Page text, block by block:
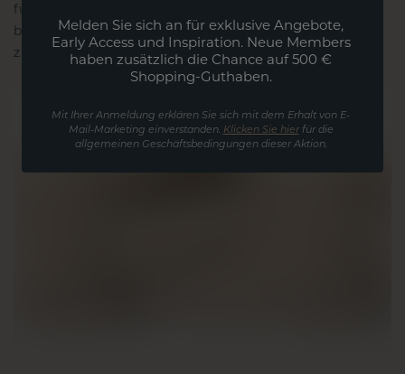
für Liebe und wertvolle Momente, das dazu
bestimmt ist, für immer getragen und geschätzt
zu werden.
Melden Sie sich an für exklusive Angebote,
Early Access und Inspiration. Neue Members
haben zusätzlich die Chance auf 500 €
Shopping-Guthaben.
Mit Ihrer Anmeldung erklären Sie sich mit dem Erhalt von E-
Mail-Marketing einverstanden. Klicken Sie hierfür die
allgemeinen Geschäftsbedingungen dieser Aktion.